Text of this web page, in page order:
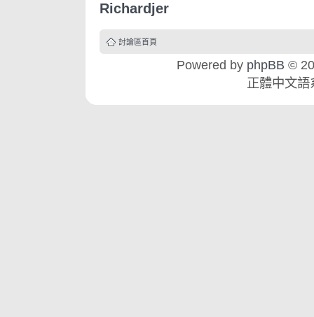
Richardjer
討論區首頁
Powered by phpBB ©
正體中文